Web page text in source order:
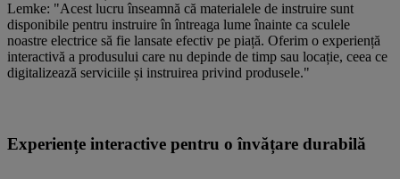
Lemke: "Acest lucru înseamnă că materialele de instruire sunt
disponibile pentru instruire în întreaga lume înainte ca sculele
noastre electrice să fie lansate efectiv pe piață. Oferim o experiență
interactivă a produsului care nu depinde de timp sau locație, ceea ce
digitalizează serviciile și instruirea privind produsele."
Experiențe interactive pentru o învățare durabilă